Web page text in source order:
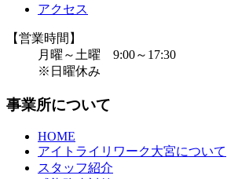
アクセス
【営業時間】
月曜～土曜 9:00～17:30
※日曜休み
事業所について
HOME
アイトライリワーク大宮について
スタッフ紹介